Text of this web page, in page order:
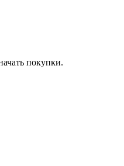
покупки.